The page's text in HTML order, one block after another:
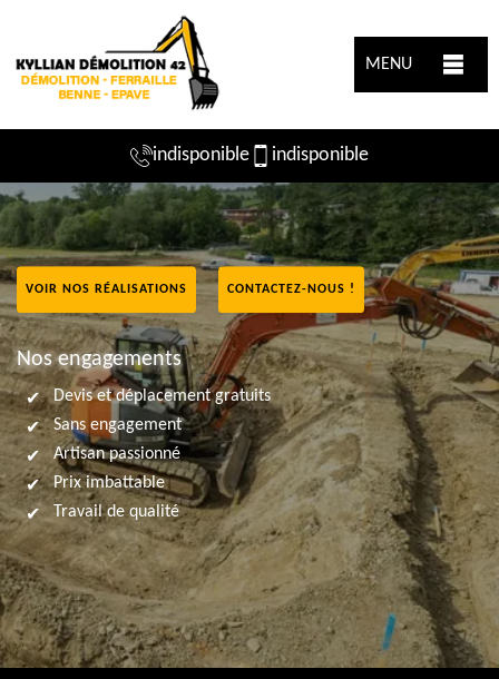
MENU
indisponible indisponible
VOIR NOS RÉALISATIONS CONTACTEZ-NOUS !
Nos engagements
Devis et déplacement gratuits
Sans engagement
Artisan passionné
Prix imbattable
Travail de qualité